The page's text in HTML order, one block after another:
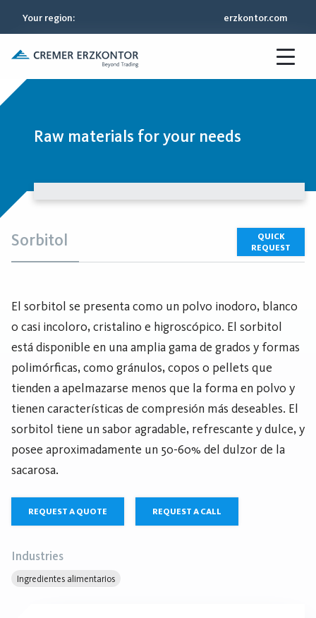
Your region: erzkontor.com
Raw materials for your needs
QUICK
REQUEST
Sorbitol
El sorbitol se presenta como un polvo inodoro, blanco
o casi incoloro, cristalino e higroscópico. El sorbitol
está disponible en una amplia gama de grados y formas
polimórficas, como gránulos, copos o pellets que
tienden a apelmazarse menos que la forma en polvo y
tienen características de compresión más deseables. El
sorbitol tiene un sabor agradable, refrescante y dulce, y
posee aproximadamente un 50-60% del dulzor de la
sacarosa.
REQUEST A QUOTE REQUEST A CALL
Industries
Ingredientes alimentarios